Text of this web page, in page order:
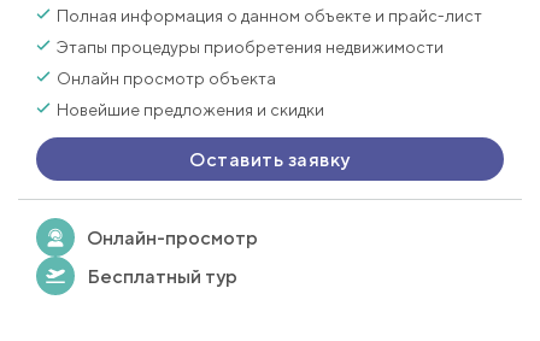
Полная информация о данном объекте и прайс-лист
Этапы процедуры приобретения недвижимости
Онлайн просмотр объекта
Новейшие предложения и скидки
Оставить заявку
Онлайн-просмотр
Бесплатный тур